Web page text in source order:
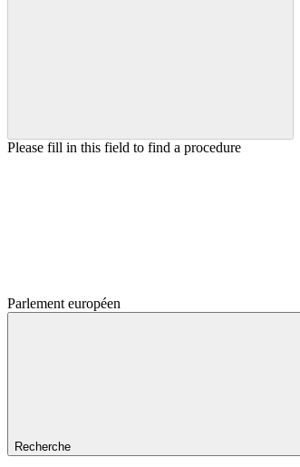
Please fill in this field to find a procedure
Parlement européen
Recherche